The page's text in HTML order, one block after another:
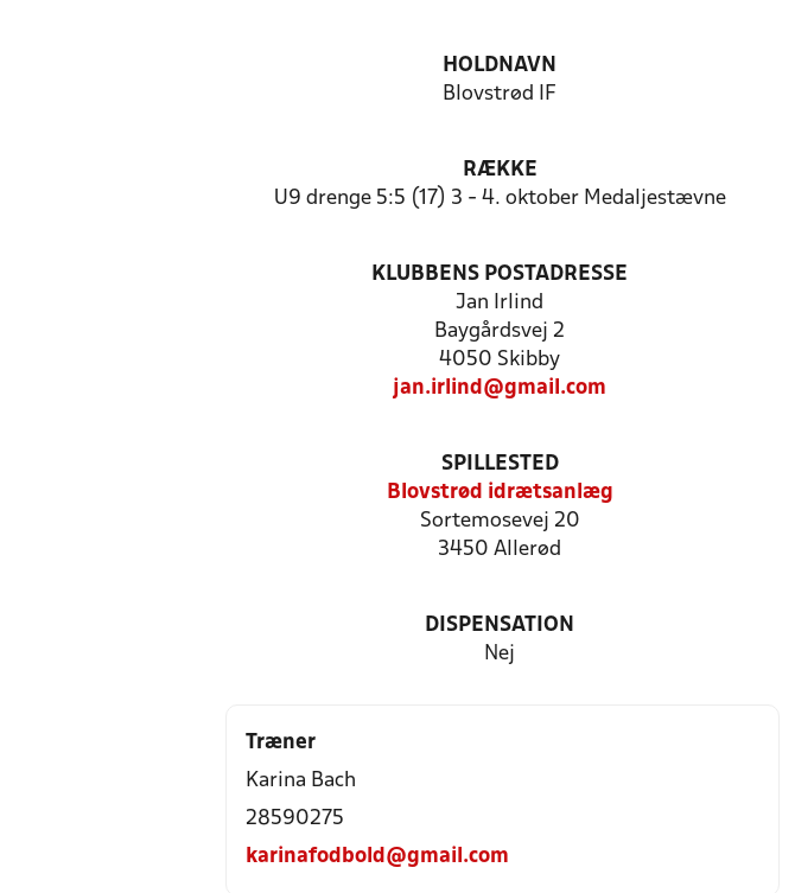
HOLDNAVN
Blovstrød IF
RÆKKE
U9 drenge 5:5 (17) 3 - 4. oktober Medaljestævne
KLUBBENS POSTADRESSE
Jan Irlind
Baygårdsvej 2
4050 Skibby
jan.irlind@gmail.com
SPILLESTED
Blovstrød idrætsanlæg
Sortemosevej 20
3450 Allerød
DISPENSATION
Nej
Træner
Karina Bach
28590275
karinafodbold@gmail.com